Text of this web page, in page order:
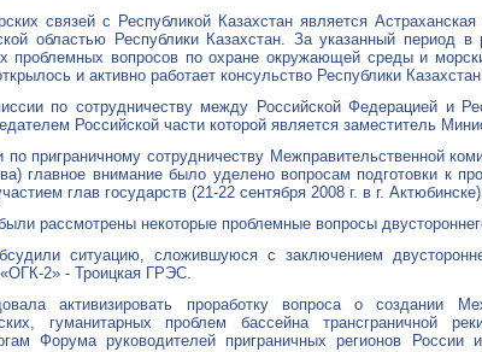
связей с Республикой Казахстан является
областью Республики Казахстан. За указанный период в
вопросов по охране окружающей среды и
и активно работает консульство Республики
по сотрудничеству между Российской Федерацией и
Российской части которой является заместитель
приграничному сотрудничеству Межправительственной
главное внимание было уделено вопросам подготовки к
глав государств (21-22 сентября 2008 г. в г.
рассмотрены некоторые проблемные вопросы
ситуацию, сложившуюся с заключением
2» - Троицкая ГРЭС.
активизировать проработку вопроса о создании
гуманитарных проблем бассейна
Форума руководителей приграничных регионов